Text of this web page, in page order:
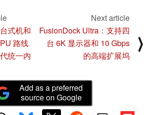
式机和
路线
统一内
Next article
FusionDock Ultra：支持四
台 6K 显示器和 10 Gbps
的高端扩展坞
⟩
Add as a preferred
source on Google